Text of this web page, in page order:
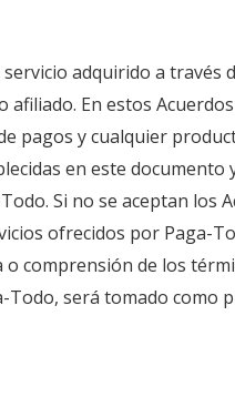
adquirido a través
En estos
pagos y cualquier
en este
Si no se aceptan los
ofrecidos por Paga-
comprensión de los
será tomado como